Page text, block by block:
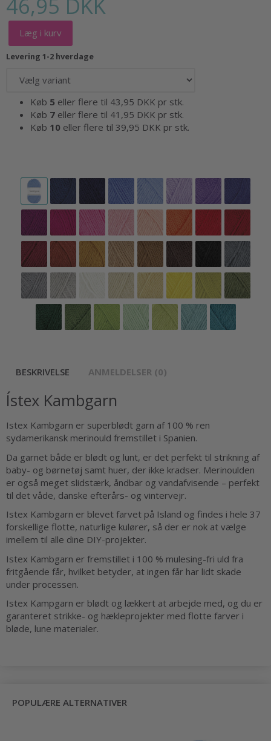
Læg i kurv
Levering 1-2 hverdage
Køb 5 eller flere til 43,95 DKK pr stk.
Køb 7 eller flere til 41,95 DKK pr stk.
Køb 10 eller flere til 39,95 DKK pr stk.
BESKRIVELSE ANMELDELSER (0)
Ístex Kambgarn
Istex Kambgarn er superblødt garn af 100 % ren
sydamerikansk merinould fremstillet i Spanien.
Da garnet både er blødt og lunt, er det perfekt til strikning af
baby- og børnetøj samt huer, der ikke kradser. Merinoulden
er også meget slidstærk, åndbar og vandafvisende – perfekt
til det våde, danske efterårs- og vintervejr.
Istex Kambgarn er blevet farvet på Island og findes i hele 37
forskellige flotte, naturlige kulører, så der er nok at vælge
imellem til alle dine DIY-projekter.
Istex Kambgarn er fremstillet i 100 % mulesing-fri uld fra
fritgående får, hvilket betyder, at ingen får har lidt skade
under processen.
Istex Kampgarn er blødt og lækkert at arbejde med, og du er
garanteret strikke- og hækleprojekter med flotte farver i
bløde, lune materialer.
POPULÆRE ALTERNATIVER